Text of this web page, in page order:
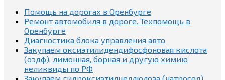
Помощь на дорогах в Оренбурге
Ремонт автомобиля в дороге. Техпомощь в
Оренбурге
Диагностика блока управления авто
Закупаем оксиэтилидендифосфоновая кислота
(оэдф), лимонная, борная и другую химию
неликвиды по РФ